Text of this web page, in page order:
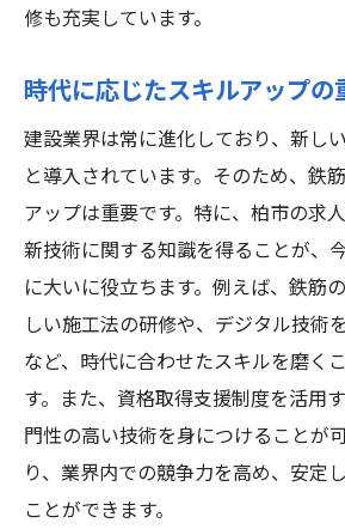
修も充実しています。
時代に応じたスキルアップの
建設業界は常に進化しており、新し
と導入されています。そのため、鉄
アップは重要です。特に、柏市の求
新技術に関する知識を得ることが、
に大いに役立ちます。例えば、鉄筋
しい施工法の研修や、デジタル技術
など、時代に合わせたスキルを磨く
す。また、資格取得支援制度を活用
門性の高い技術を身につけることが
り、業界内での競争力を高め、安定
ことができます。